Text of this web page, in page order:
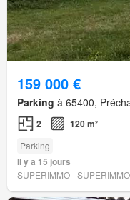
159 000 €
Parking à 65400,
2 120 m²
Parking
Il y a 15 jours
SUPERIMMO - SUPERIMMO